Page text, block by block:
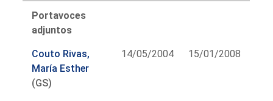
Portavoces
adjuntos
Couto Rivas,
María Esther
(GS)
14/05/2004 15/01/2008